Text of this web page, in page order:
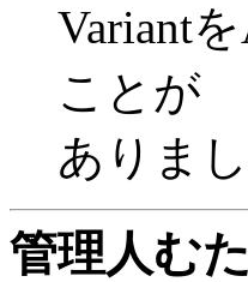
Variant
ことが
ありま
管理人む